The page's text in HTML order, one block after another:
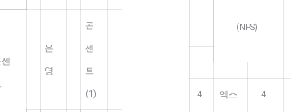
센
운
영
콘
센
트
(1)
(NPS)
4 엑스 4